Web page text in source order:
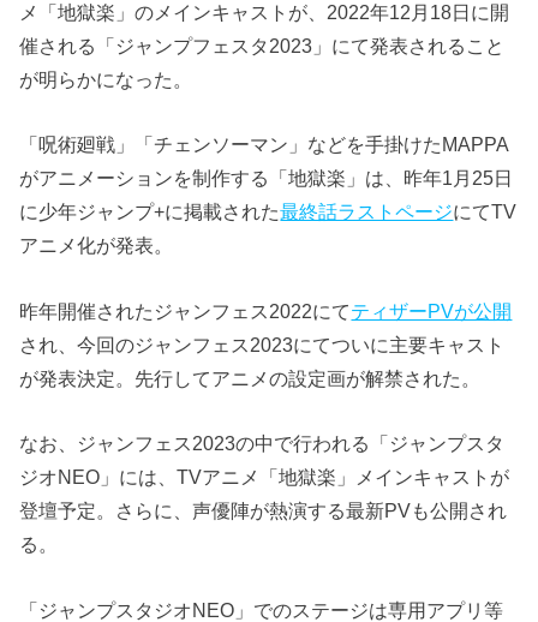
メ「地獄楽」のメインキャストが、2022年12月18日に開
催される「ジャンプフェスタ2023」にて発表されること
が明らかになった。
「呪術廻戦」「チェンソーマン」などを手掛けたMAPPA
がアニメーションを制作する「地獄楽」は、昨年1月25日
に少年ジャンプ+に掲載された最終話ラストページにてTV
アニメ化が発表。
昨年開催されたジャンフェス2022にてティザーPVが公開
され、今回のジャンフェス2023にてついに主要キャスト
が発表決定。先行してアニメの設定画が解禁された。
なお、ジャンフェス2023の中で行われる「ジャンプスタ
ジオNEO」には、TVアニメ「地獄楽」メインキャストが
登壇予定。さらに、声優陣が熱演する最新PVも公開され
る。
「ジャンプスタジオNEO」でのステージは専用アプリ等